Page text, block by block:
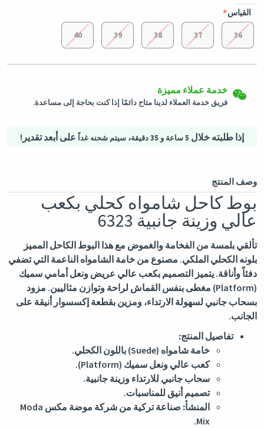
إذا طلبته خلال 5 ساعة و 35 دقيقة ، سيتم شحنه غداً على أبعد تقدير!
وصف المنتج
بوط كاحل شامواه كحلي بكعب
عالي وزينة جانبية 6323
تألقي بلمسة من الفخامة والغموض مع هذا البوط الكاحل المميز
بلونه الكحلي الملكي. مصنوع من خامة الشامواه الناعمة التي تضفي
دفئاً وأناقة. يتميز التصميم بكعب عالي عريض ونعل أمامي سميك
(Platform) مغطى بنفس القماش لراحة وتوازن مثاليين. مزود
بسحاب جانبي لسهولة الارتداء، ومزين بقطعة إكسسوار أنيقة على
الجانب.
تفاصيل المنتج:
خامة شامواه (Suede) باللون الكحلي.
كعب عالي ونعل سميك (Platform).
سحاب جانبي للارتداء وزينة جانبية.
تصميم أنيق للمناسبات.
المنشأ:
صناعة تركية من شركة موضة مكس Moda
Mix.
القياس
36
37
38
39
40
شحن لكافة الدول
يمكن إرجاع المنتجات المؤهلة في حالتها الأصلية خلال 3 أيام من تاريخ
خدمة عملاء مميزة
فريق خدمة العملاء لدينا متاح دائمًا إذا كنت بحاجة إلى مساعدة.
خيارات الدفع الآمنة - تأمين الخصوصية خدمات لوجستية آمنة - حماية
المشتريات